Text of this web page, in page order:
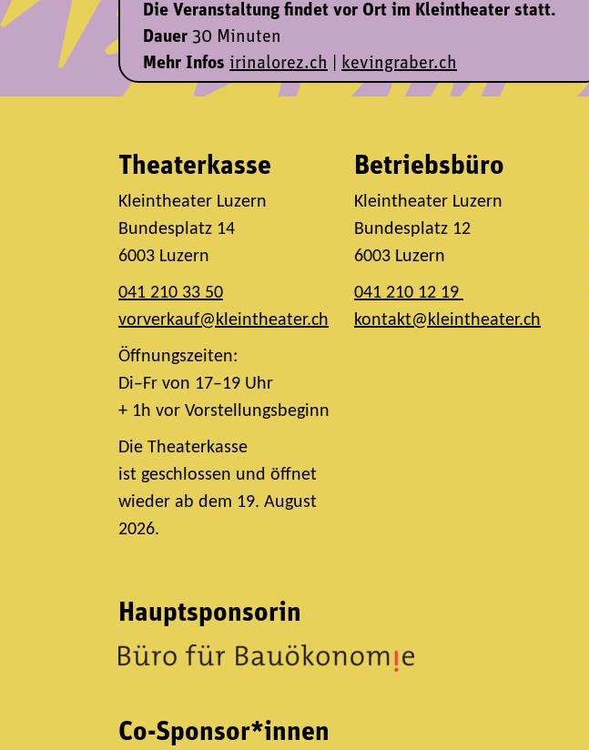
Die Veranstaltung findet vor Ort im Kleintheater statt.
Dauer 30 Minuten
Mehr Infos irinalorez.ch kevingraber.ch
Theaterkasse
Kleintheater Luzern
Bundesplatz 14
6003 Luzern
041 210 33 50
vorverkauf@kleintheater.ch
Öffnungszeiten:
Di–Fr von 17–19 Uhr
+ 1h vor Vorstellungsbeginn
Die Theaterkasse
ist geschlossen und öffnet
wieder ab dem 19. August
2026.
Betriebsbüro
Kleintheater Luzern
Bundesplatz 12
6003 Luzern
041 210 12 19
kontakt@kleintheater.ch
Hauptsponsorin
Co-Sponsor*innen